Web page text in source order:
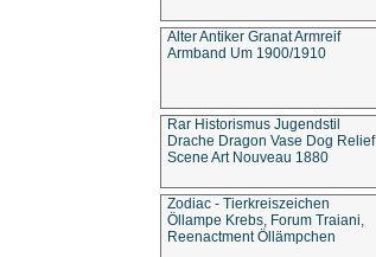
Alter Antiker Granat Armreif
Armband Um 1900/1910
Rar Historismus Jugendstil
Drache Dragon Vase Dog Relief
Scene Art Nouveau 1880
Zodiac - Tierkreiszeichen
Öllampe Krebs, Forum Traiani,
Reenactment Öllämpchen